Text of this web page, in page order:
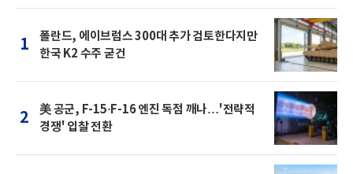
1
폴란드, 에이브럼스 300대 추가 검토한다지만
한국 K2 수주 굳건
2
美 공군, F-15·F-16 엔진 독점 깨나…'전략적
경쟁' 입찰 전환